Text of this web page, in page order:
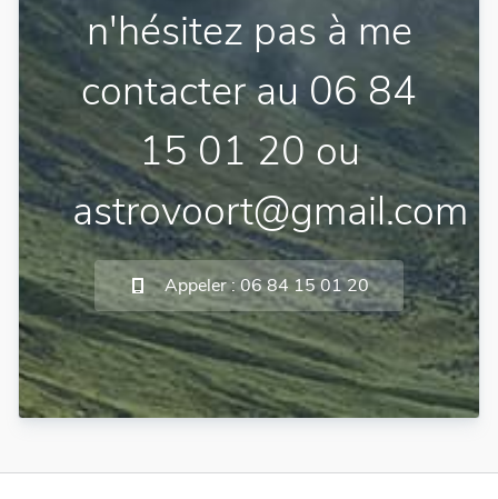
n'hésitez pas à me
contacter au 06 84
15 01 20 ou
astrovoort@gmail.com
Appeler : 06 84 15 01 20